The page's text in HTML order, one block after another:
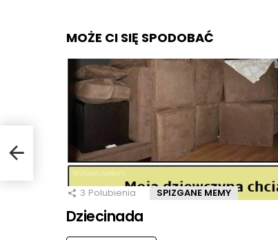
MOŻE CI SIĘ SPODOBAĆ
3 Polubienia SPIZGANE MEMY
Dziecinada